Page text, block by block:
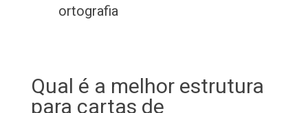
ortografia
Qual é a melhor estrutura
para cartas de